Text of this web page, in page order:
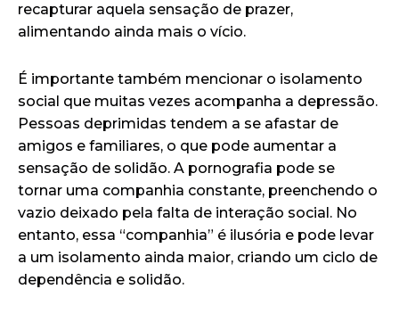
recapturar aquela sensação de prazer,
alimentando ainda mais o vício.
É importante também mencionar o isolamento
social que muitas vezes acompanha a depressão.
Pessoas deprimidas tendem a se afastar de
amigos e familiares, o que pode aumentar a
sensação de solidão. A pornografia pode se
tornar uma companhia constante, preenchendo o
vazio deixado pela falta de interação social. No
entanto, essa “companhia” é ilusória e pode levar
a um isolamento ainda maior, criando um ciclo de
dependência e solidão.